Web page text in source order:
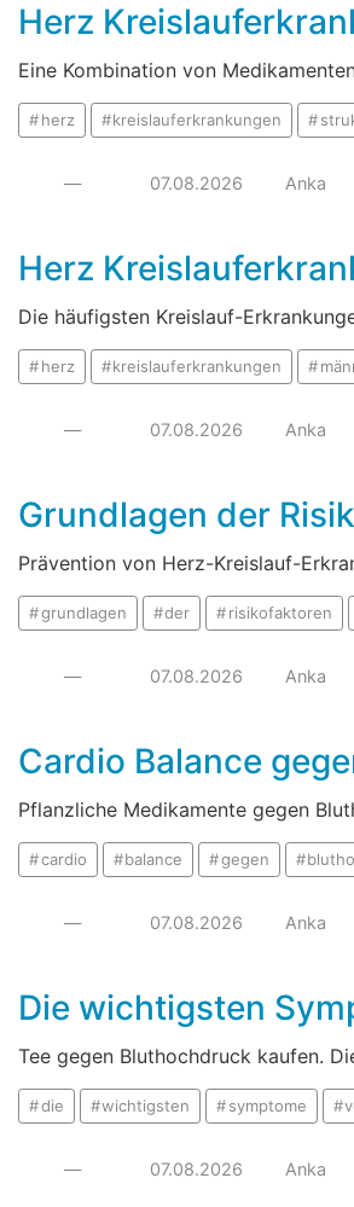
Herz
Eine Kombination von
herz kreislauferkrankungen
— 07.08.2026 Anka
Herz
Die häufigsten Kreislauf-
herz kreislauferkrankungen
— 07.08.2026 Anka
Grundlagen der
Prävention von Herz-Kreislauf-
grundlagen der risikofaktoren
— 07.08.2026 Anka
Cardio Balance
Pflanzliche Medikamente gegen
cardio balance gegen
— 07.08.2026 Anka
Die wichtigsten
Tee gegen Bluthochdruck kaufen.
die wichtigsten symptome
— 07.08.2026 Anka